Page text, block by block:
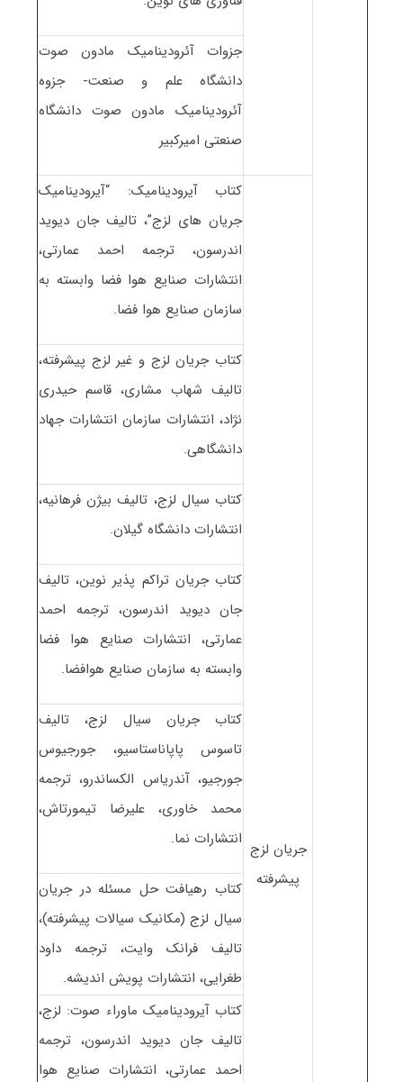
جزوات آئرودینامیک مادون صوت
دانشگاه علم و صنعت- جزوه
آئرودینامیک مادون صوت دانشگاه
صنعتی امیرکبیر
جریان لزج
پیشرفته
کتاب آیرودینامیک: “آیرودینامیک
جریان های لزج”، تالیف جان دیوید
اندرسون، ترجمه احمد عمارتی،
انتشارات صنایع هوا فضا وابسته به
سازمان صنایع هوا فضا.
کتاب جریان لزج و غیر لزج پیشرفته،
تالیف شهاب مشاری، قاسم حیدری
نژاد، انتشارات سازمان انتشارات جهاد
دانشگاهی.
کتاب سیال لزج، تالیف بیژن فرهانیه،
انتشارات دانشگاه گیلان.
کتاب جریان تراکم پذیر نوین، تالیف
جان دیوید اندرسون، ترجمه احمد
عمارتی، انتشارات صنایع هوا فضا
وابسته به سازمان صنایع هوافضا.
کتاب جریان سیال لزج، تالیف
تاسوس پاپاناستاسیو، جورجیوس
جورجیو، آندریاس الکساندرو، ترجمه
محمد خاوری، علیرضا تیمورتاش،
انتشارات نما.
کتاب رهیافت حل مسئله در جریان
سیال لزج (مکانیک سیالات پیشرفته)،
تالیف فرانک وایت، ترجمه داود
طغرایی، انتشارات پویش اندیشه.
کتاب آیرودینامیک ماوراء صوت: لزج،
تالیف جان دیوید اندرسون، ترجمه
احمد عمارتی، انتشارات صنایع هوا